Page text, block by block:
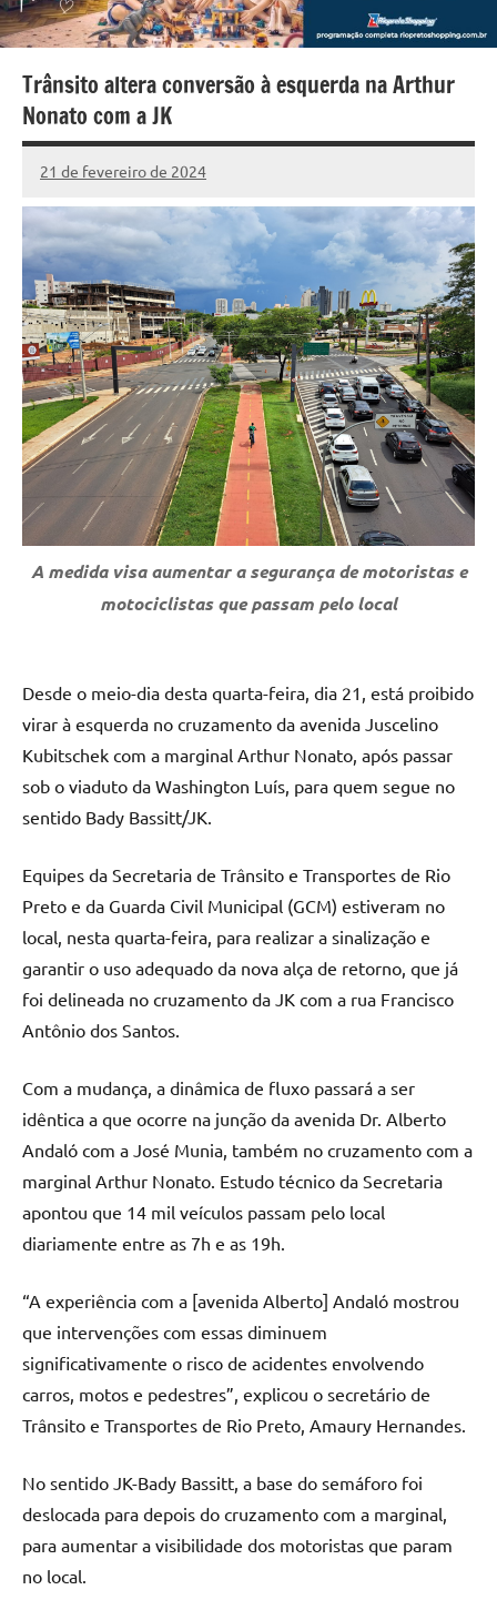
Trânsito altera conversão à esquerda na Arthur
Nonato com a JK
21 de fevereiro de 2024
Marcelo
Fachin
A medida visa aumentar a segurança de motoristas e
motociclistas que passam pelo local
Desde o meio-dia desta quarta-feira, dia 21, está proibido
virar à esquerda no cruzamento da avenida Juscelino
Kubitschek com a marginal Arthur Nonato, após passar
sob o viaduto da Washington Luís, para quem segue no
sentido Bady Bassitt/JK.
Equipes da Secretaria de Trânsito e Transportes de Rio
Preto e da Guarda Civil Municipal (GCM) estiveram no
local, nesta quarta-feira, para realizar a sinalização e
garantir o uso adequado da nova alça de retorno, que já
foi delineada no cruzamento da JK com a rua Francisco
Antônio dos Santos.
Com a mudança, a dinâmica de fluxo passará a ser
idêntica a que ocorre na junção da avenida Dr. Alberto
Andaló com a José Munia, também no cruzamento com a
marginal Arthur Nonato. Estudo técnico da Secretaria
apontou que 14 mil veículos passam pelo local
diariamente entre as 7h e as 19h.
“A experiência com a [avenida Alberto] Andaló mostrou
que intervenções com essas diminuem
significativamente o risco de acidentes envolvendo
carros, motos e pedestres”, explicou o secretário de
Trânsito e Transportes de Rio Preto, Amaury Hernandes.
No sentido JK-Bady Bassitt, a base do semáforo foi
deslocada para depois do cruzamento com a marginal,
para aumentar a visibilidade dos motoristas que param
no local.